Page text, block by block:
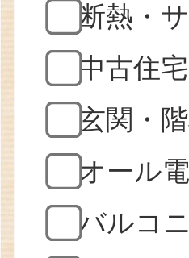
断熱・
中古住
玄関・
オール
バルコ